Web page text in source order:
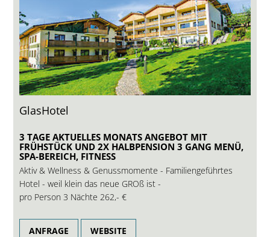
GlasHotel
3 TAGE AKTUELLES MONATS ANGEBOT MIT
FRÜHSTÜCK UND 2X HALBPENSION 3 GANG MENÜ,
SPA-BEREICH, FITNESS
Aktiv & Wellness & Genussmomente - Familiengeführtes
Hotel - weil klein das neue GROß ist -
pro Person 3 Nächte 262,- €
ANFRAGE WEBSITE